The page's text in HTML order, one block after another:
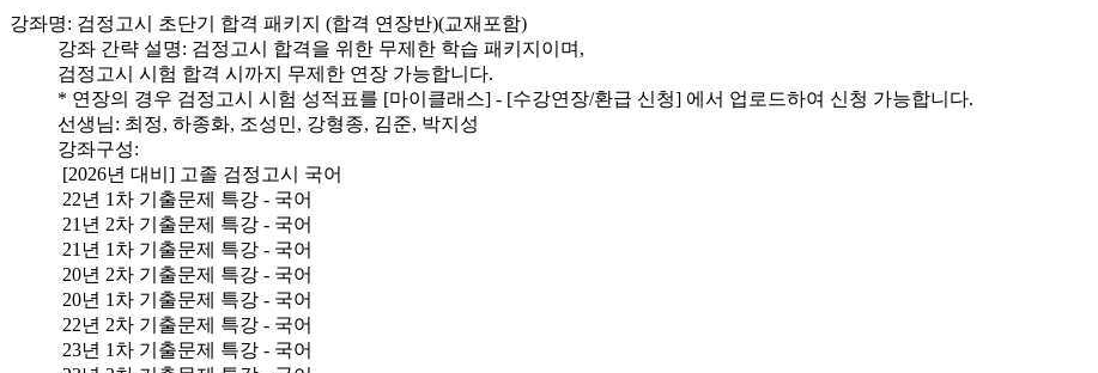
강좌명: 검정고시 초단기 합격 패키지 (합격 연장반)(교재포함)
강좌 간략 설명: 검정고시 합격을 위한 무제한 학습 패키지이며,
검정고시 시험 합격 시까지 무제한 연장 가능합니다.
* 연장의 경우 검정고시 시험 성적표를 [마이클래스] - [수강연장/환급 신청] 에서 업로드하여 신청 가능합니다.
선생님: 최정, 하종화, 조성민, 강형종, 김준, 박지성
강좌구성:
[2026년 대비] 고졸 검정고시 국어
22년 1차 기출문제 특강 - 국어
21년 2차 기출문제 특강 - 국어
21년 1차 기출문제 특강 - 국어
20년 2차 기출문제 특강 - 국어
20년 1차 기출문제 특강 - 국어
22년 2차 기출문제 특강 - 국어
23년 1차 기출문제 특강 - 국어